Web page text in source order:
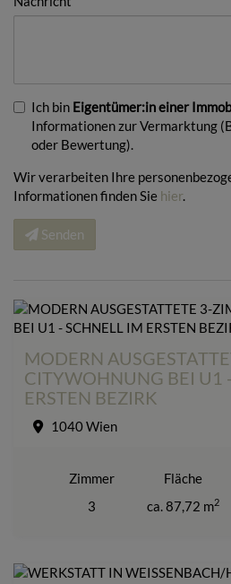
Ich bin Eigentümer:in einer
Informationen zur Vermarktung
oder Bewertung).
Wir verarbeiten Ihre
Informationen finden Sie hier.
Senden
MODERN
CITYWOHNUNG BEI U1
ERSTEN BEZIRK
1040 Wien
Zimmer
3
Fläche
ca. 87,72 m2